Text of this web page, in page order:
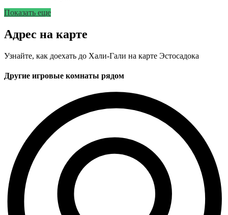
Показать еще
Адрес на карте
Узнайте, как доехать до Хали-Гали на карте Эстосадока
Другие игровые комнаты рядом